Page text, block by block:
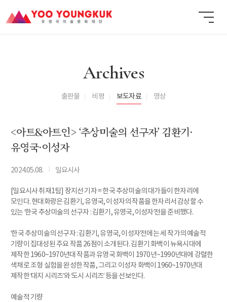
Archives
출판물 비평 보도자료 영상
<아트&아트인> ‘추상미술의 선구자’ 김환기·
유영국·이성자
2024.05.08. 일요시사
[일요시사 취재1팀] 장지선 기자 = 한국 추상미술의 대가들이 한자리에
모인다. 현대화랑은 김환기, 유영국, 이성자의 작품을 한자리서 감상할 수
있는 ‘한국 추상미술의 선구자 : 김환기, 유영국, 이성자’전을 준비했다.
‘한국 추상미술의 선구자 : 김환기, 유영국, 이성자’전에는 세 작가의 예술적
기량이 집대성된 주요 작품 26점이 소개된다. 김환기 화백이 뉴욕시대에
제작한 1960~1970년대 작품과 유영국 화백이 1970년~1990년대에 강렬한
색채로 조형 실험을 완성한 작품, 그리고 이성자 화백이 1960~1970년대
제작한 ‘대지 시리즈’와 ‘도시 시리즈’ 등을 선보인다.
예술적 기량